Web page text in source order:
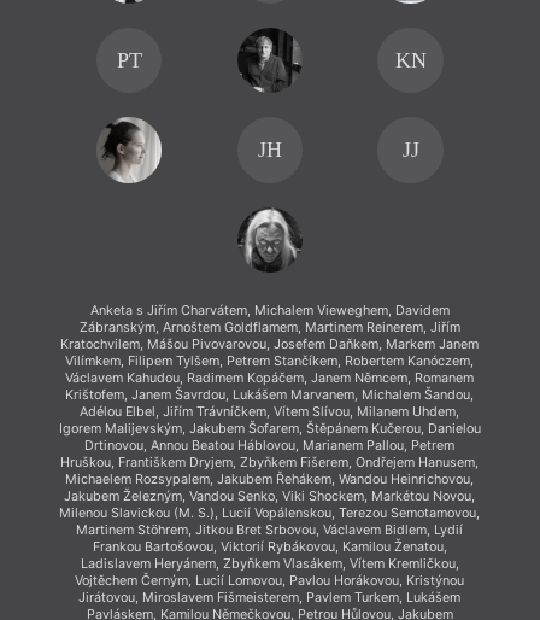
PT KN
JH JJ
Anketa s Jiřím Charvátem, Michalem Vieweghem, Davidem
Zábranským, Arnoštem Goldflamem, Martinem Reinerem, Jiřím
Kratochvilem, Mášou Pivovarovou, Josefem Daňkem, Markem Janem
Vilímkem, Filipem Tylšem, Petrem Stančíkem, Robertem Kanóczem,
Václavem Kahudou, Radimem Kopáčem, Janem Němcem, Romanem
Krištofem, Janem Šavrdou, Lukášem Marvanem, Michalem Šandou,
Adélou Elbel, Jiřím Trávníčkem, Vítem Slívou, Milanem Uhdem,
Igorem Malijevským, Jakubem Šofarem, Štěpánem Kučerou, Danielou
Drtinovou, Annou Beatou Háblovou, Marianem Pallou, Petrem
Hruškou, Františkem Dryjem, Zbyňkem Fišerem, Ondřejem Hanusem,
Michaelem Rozsypalem, Jakubem Řehákem, Wandou Heinrichovou,
Jakubem Železným, Vandou Senko, Viki Shockem, Markétou Novou,
Milenou Slavickou (M. S.), Lucií Vopálenskou, Terezou Semotamovou,
Martinem Stöhrem, Jitkou Bret Srbovou, Václavem Bidlem, Lydií
Frankou Bartošovou, Viktorií Rybákovou, Kamilou Ženatou,
Ladislavem Heryánem, Zbyňkem Vlasákem, Vítem Kremličkou,
Vojtěchem Černým, Lucií Lomovou, Pavlou Horákovou, Kristýnou
Jirátovou, Miroslavem Fišmeisterem, Pavlem Turkem, Lukášem
Pavláskem, Kamilou Němečkovou, Petrou Hůlovou, Jakubem